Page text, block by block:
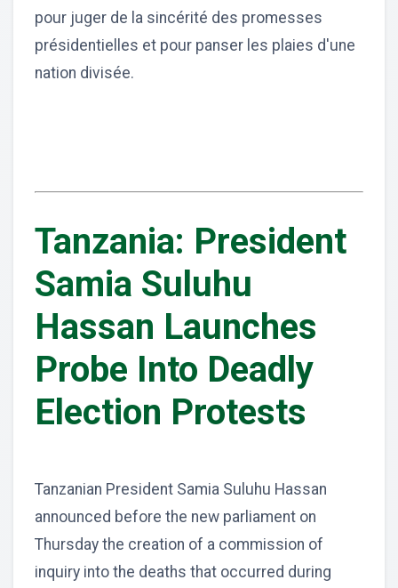
pour juger de la sincérité des promesses
présidentielles et pour panser les plaies d'une
nation divisée.
Tanzania: President
Samia Suluhu
Hassan Launches
Probe Into Deadly
Election Protests
Tanzanian President Samia Suluhu Hassan
announced before the new parliament on
Thursday the creation of a commission of
inquiry into the deaths that occurred during